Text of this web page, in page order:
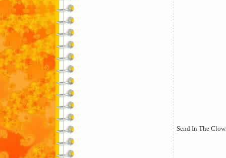
Send In The